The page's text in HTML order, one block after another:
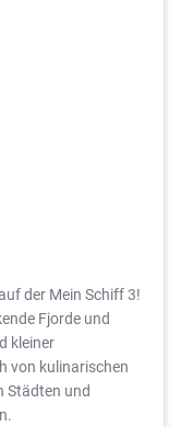
der Mein Schiff 3!
Fjorde und
kleiner
von kulinarischen
Städten und